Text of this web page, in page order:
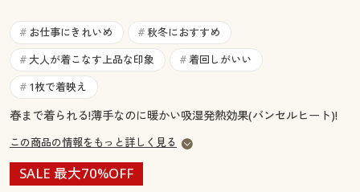
お気に入り
サポート
ご利用ガイド
よくある質問とお問い合わせ
ご利用ガイド
よくある質問とお問い合わせ
# お仕事にきれいめ # 秋冬におすすめ
# 大人が着こなす上品な印象 # 着回しがいい
# 1枚で着映え
春まで着られる!薄手なのに暖かい吸湿発熱効果(バンセルヒート)!
この商品の情報をもっと詳しく見る
SALE 最大70%OFF